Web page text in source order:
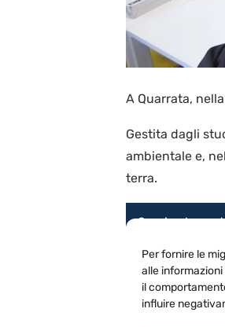
A Quarrata,
Gestita dagli
ambientale e,
terra.